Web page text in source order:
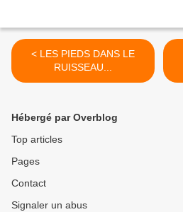
< LES PIEDS DANS LE
RUISSEAU...
Hébergé par Overblog
Top articles
Pages
Contact
Signaler un abus